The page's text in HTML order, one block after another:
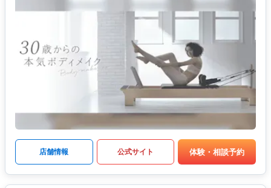
店舗情報 公式サイト 体験・相談予約